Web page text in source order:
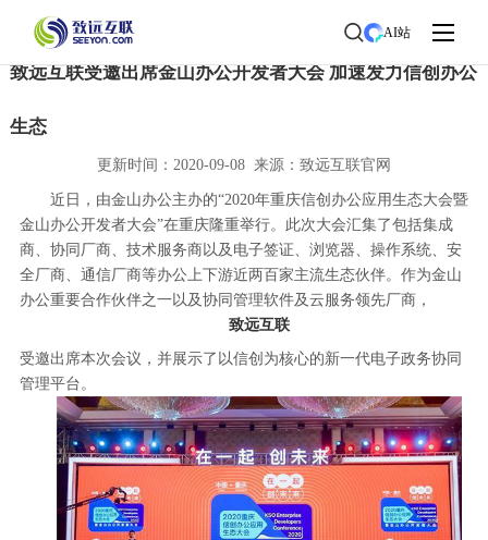
AI站
首页>了解致远>新闻中心
致远互联受邀出席金山办公开发者大会 加速发力信创办公
生态
更新时间：2020-09-08 来源：致远互联官网
近日，由金山办公主办的“2020年重庆信创办公应用生态大会暨
金山办公开发者大会”在重庆隆重举行。此次大会汇集了包括集成
商、协同厂商、技术服务商以及电子签证、浏览器、操作系统、安
全厂商、通信厂商等办公上下游近两百家主流生态伙伴。作为金山
办公重要合作伙伴之一以及协同管理软件及云服务领先厂商，
致远互联
受邀出席本次会议，并展示了以信创为核心的新一代电子政务协同
管理平台。